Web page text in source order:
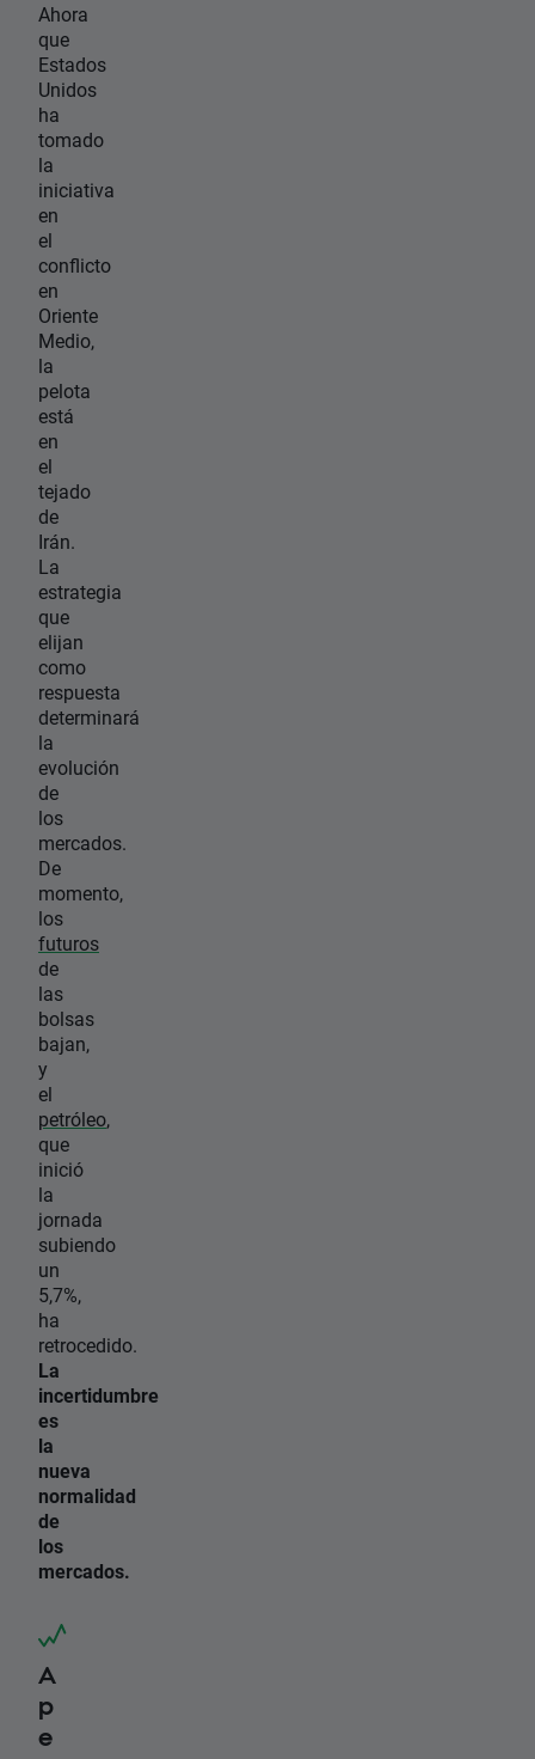
Ahora
que
Estados
Unidos
ha
tomado
la
iniciativa
en
el
conflicto
en
Oriente
Medio,
la
pelota
está
en
el
tejado
de
Irán.
La
estrategia
que
elijan
como
respuesta
determinará
la
evolución
de
los
mercados.
De
momento,
los
futuros
de
las
bolsas
bajan,
y
el
petróleo,
que
inició
la
jornada
subiendo
un
5,7%,
ha
retrocedido.
La
incertidumbre
es
la
nueva
normalidad
de
los
mercados.
A
p
e